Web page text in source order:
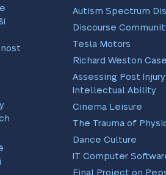
Autism Spectrum
Discourse
Tesla Motors
Richard Weston Case
Assessing Post Injury
Intellectual Ability
Cinema Leisure
The Trauma of
Dance Culture
IT Computer
Final Project on